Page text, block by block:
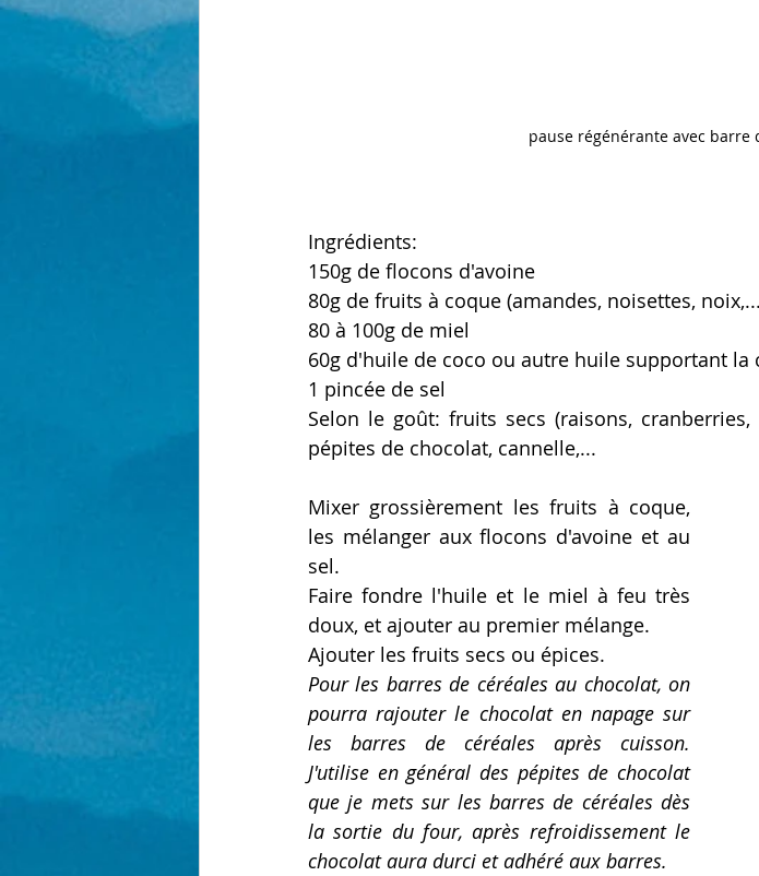
pause régénérante avec barre
Ingrédients:
150g de flocons d'avoine
80g de fruits à coque (amandes, noisettes,
80 à 100g de miel
60g d'huile de coco ou autre huile supportant la
1 pincée de sel
Selon le goût: fruits secs (raisons,
pépites de chocolat, cannelle,...
Mixer grossièrement les fruits à coque,
les mélanger aux flocons d'avoine et au
sel.
Faire fondre l'huile et le miel à feu très
doux, et ajouter au premier mélange.
Ajouter les fruits secs ou épices.
Pour les barres de céréales au chocolat, on
pourra rajouter le chocolat en napage sur
les barres de céréales après cuisson.
J'utilise en général des pépites de chocolat
que je mets sur les barres de céréales dès
la sortie du four, après refroidissement le
chocolat aura durci et adhéré aux barres.